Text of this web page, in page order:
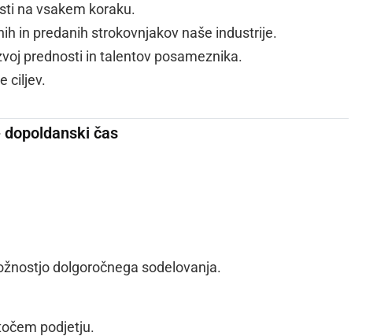
na vsakem koraku.
in predanih strokovnjakov naše industrije.
prednosti in talentov posameznika.
ciljev.
dopoldanski čas
dolgoročnega sodelovanja.
podjetju.